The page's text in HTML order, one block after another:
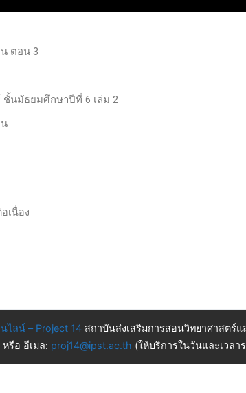
ตอน 3
ชั้นมัธยมศึกษาปีที่ 6 เล่ม 2
เนื่อง
ไลน์ – Project 14 สถาบันส่งเสริมการสอนวิทยาศาสตร์แ
รือ อีเมล: proj14@ipst.ac.th (ให้บริการในวันและเวลา